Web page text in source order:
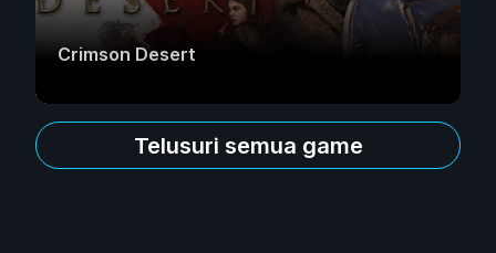
Crimson Desert
Telusuri semua game